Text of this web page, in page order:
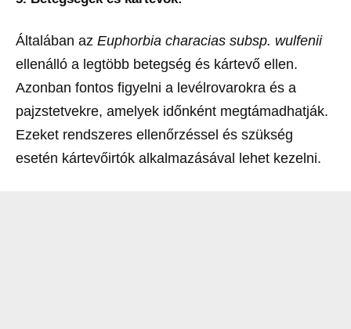
Általában az Euphorbia characias subsp. wulfenii
ellenálló a legtöbb betegség és kártevő ellen.
Azonban fontos figyelni a levélrovarokra és a
pajzstetvekre, amelyek időnként megtámadhatják.
Ezeket rendszeres ellenőrzéssel és szükség
esetén kártevőirtók alkalmazásával lehet kezelni.